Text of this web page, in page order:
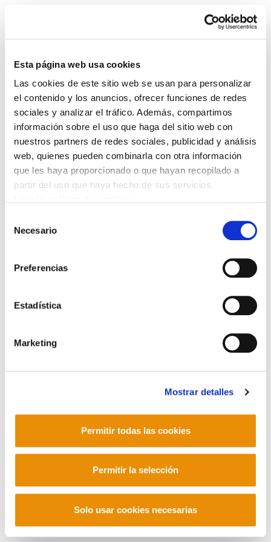
Esta página web usa cookies
Las cookies de este sitio web se usan para personalizar
el contenido y los anuncios, ofrecer funciones de redes
sociales y analizar el tráfico. Además, compartimos
información sobre el uso que haga del sitio web con
nuestros partners de redes sociales, publicidad y análisis
web, quienes pueden combinarla con otra información
que les haya proporcionado o que hayan recopilado a
partir del uso que haya hecho de sus servicios.
Necesario
Preferencias
Estadística
Marketing
Mostrar detalles
Permitir todas las cookies
Permitir la selección
Solo usar cookies necesarias
ELA Astekaria 13
ELA Astekaria 13.PDF 1.8 MB
POLÍTICA DE COOKIES
CANAL DE INFORMACIÓN
POLÍTICA DE PRIVACIDAD
MAPA DEL SITIO
ACCESIBILIDAD
Barrainkua 13 - 48009 Bilbo -
Telf. +33 (0) 559 25 65 52
Mastodon